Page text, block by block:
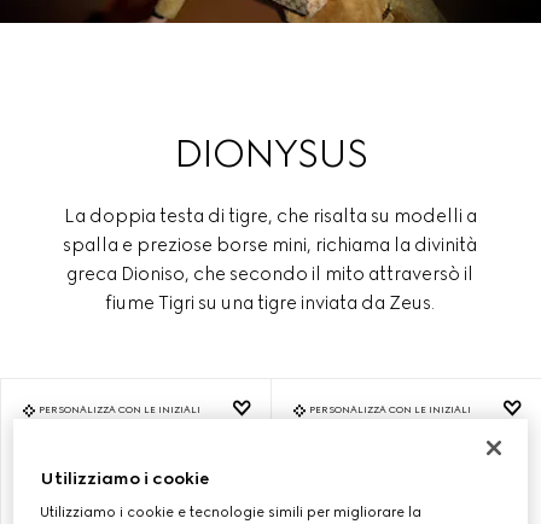
DIONYSUS
La doppia testa di tigre, che risalta su modelli a
spalla e preziose borse mini, richiama la divinità
greca Dioniso, che secondo il mito attraversò il
fiume Tigri su una tigre inviata da Zeus.
PERSONALIZZA CON LE INIZIALI PERSONALIZZA CON LE INIZIALI
Utilizziamo i cookie
Utilizziamo i cookie e tecnologie simili per migliorare la